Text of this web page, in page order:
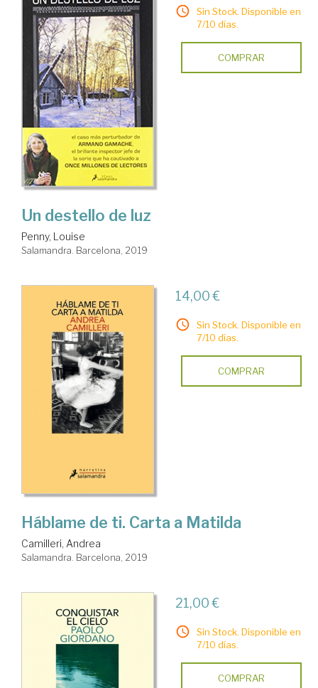
Sin Stock. Disponible en
7/10 días.
COMPRAR
Un destello de luz
Penny, Louise
Salamandra. Barcelona, 2019
14,00 €
Sin Stock. Disponible en
7/10 días.
COMPRAR
Háblame de ti. Carta a Matilda
Camilleri, Andrea
Salamandra. Barcelona, 2019
21,00 €
Sin Stock. Disponible en
7/10 días.
COMPRAR